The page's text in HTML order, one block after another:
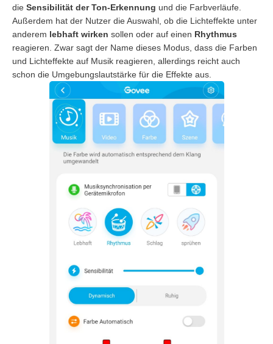
die Sensibilität der Ton-Erkennung und die Farbverläufe.
Außerdem hat der Nutzer die Auswahl, ob die Lichteffekte unter
anderem lebhaft wirken sollen oder auf einen Rhythmus
reagieren. Zwar sagt der Name dieses Modus, dass die Farben
und Lichteffekte auf Musik reagieren, allerdings reicht auch
schon die Umgebungslautstärke für die Effekte aus.